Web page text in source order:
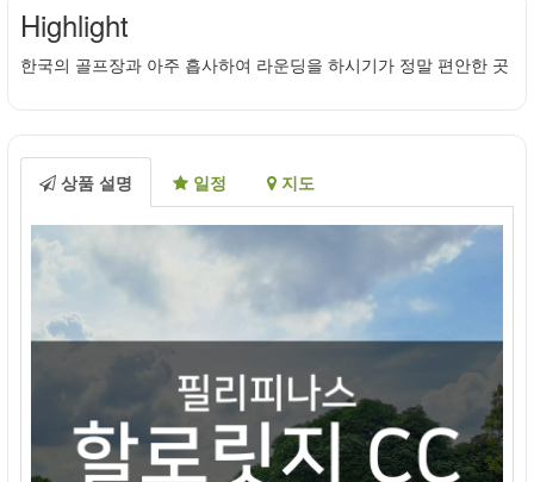
Highlight
한국의 골프장과 아주 흡사하여 라운딩을 하시기가 정말 편안한 곳
상품 설명 일정 지도